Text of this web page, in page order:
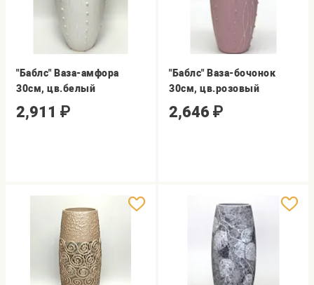
"Баблс" Ваза-амфора
30cм, цв.белый
2,911 ₽
"Баблс" Ваза-бочонок
30см, цв.розовый
2,646 ₽